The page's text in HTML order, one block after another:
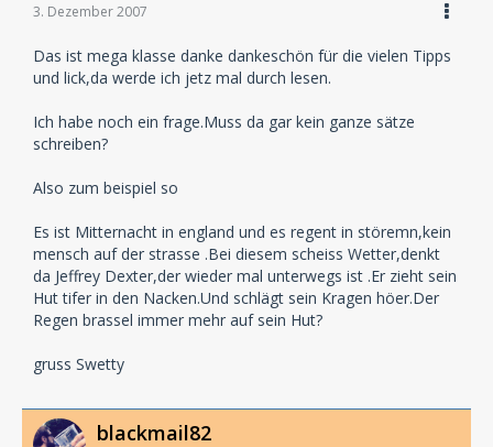
3. Dezember 2007
Das ist mega klasse danke dankeschön für die vielen Tipps
und lick,da werde ich jetz mal durch lesen.
Ich habe noch ein frage.Muss da gar kein ganze sätze
schreiben?
Also zum beispiel so
Es ist Mitternacht in england und es regent in störemn,kein
mensch auf der strasse .Bei diesem scheiss Wetter,denkt
da Jeffrey Dexter,der wieder mal unterwegs ist .Er zieht sein
Hut tifer in den Nacken.Und schlägt sein Kragen höer.Der
Regen brassel immer mehr auf sein Hut?
gruss Swetty
blackmail82